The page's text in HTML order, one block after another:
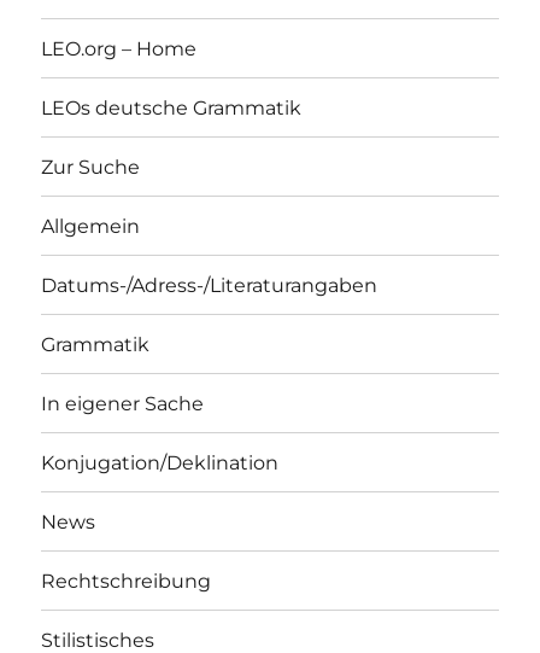
LEO.org – Home
LEOs deutsche Grammatik
Zur Suche
Allgemein
Datums-/Adress-/Literaturangaben
Grammatik
In eigener Sache
Konjugation/Deklination
News
Rechtschreibung
Stilistisches